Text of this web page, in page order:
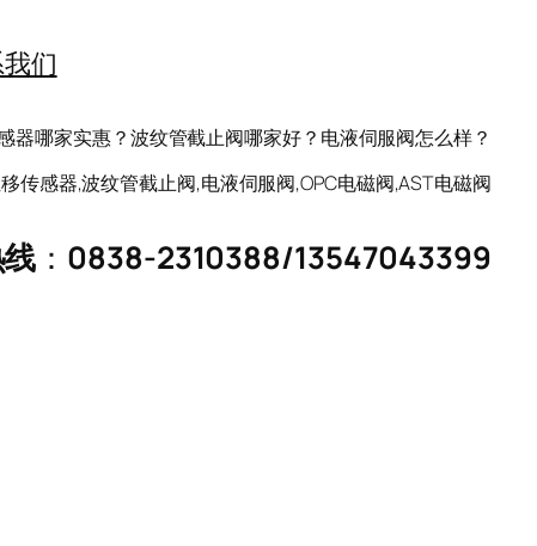
们
器哪家实惠？波纹管截止阀哪家好？电液伺服阀怎么样？
传感器,波纹管截止阀,电液伺服阀,OPC电磁阀,AST电磁阀
： 0838-2310388/13547043399